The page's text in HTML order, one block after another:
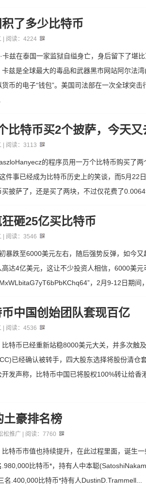
了多少比特币
| 阅读： 4224
卡兹在泰国一家监狱自缢身亡，身后留下了堪
兹是全球最大的毒品和武器黑市网站阿尔法
币的电子“钱包”。美国司法部在一次全球突
比特币买2个披萨，今天
| 阅读： 3113
的程序员用一万个比特币购买了
件事已经成为比特币历史上的笑谈，而5月22
披萨了，还是买了两块，不过仅花费了
砸25亿买比特币
| 阅读： 3546
暴跌至6000美元左右，随后强势反弹，如今
达4亿美元，这让不少投资人相信，6000美
，2月9-12日期间
中国创始团队套现百亿
| 阅读： 4536
特币已经重新站稳8000美元大关，并多次触
已经确认被转手，四大股东选择将股份清
发声称，比特币中国已将股权100%转让给
土豪排名榜
松推广 | 阅读： 7760
特币市值也持续提升，在此过程里面，诞生
比特币*，持有人中本聪
.400,000比特币*持有人DustinD.Trammell...